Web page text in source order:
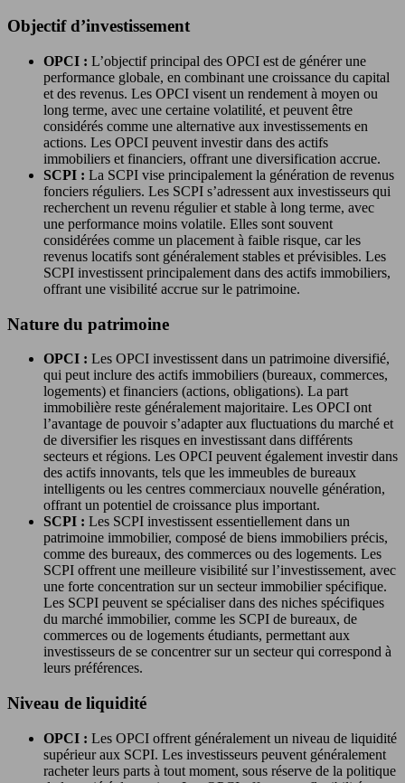
Objectif d’investissement
OPCI : L’objectif principal des OPCI est de générer une
performance globale, en combinant une croissance du capital
et des revenus. Les OPCI visent un rendement à moyen ou
long terme, avec une certaine volatilité, et peuvent être
considérés comme une alternative aux investissements en
actions. Les OPCI peuvent investir dans des actifs
immobiliers et financiers, offrant une diversification accrue.
SCPI : La SCPI vise principalement la génération de revenus
fonciers réguliers. Les SCPI s’adressent aux investisseurs qui
recherchent un revenu régulier et stable à long terme, avec
une performance moins volatile. Elles sont souvent
considérées comme un placement à faible risque, car les
revenus locatifs sont généralement stables et prévisibles. Les
SCPI investissent principalement dans des actifs immobiliers,
offrant une visibilité accrue sur le patrimoine.
Nature du patrimoine
OPCI : Les OPCI investissent dans un patrimoine diversifié,
qui peut inclure des actifs immobiliers (bureaux, commerces,
logements) et financiers (actions, obligations). La part
immobilière reste généralement majoritaire. Les OPCI ont
l’avantage de pouvoir s’adapter aux fluctuations du marché et
de diversifier les risques en investissant dans différents
secteurs et régions. Les OPCI peuvent également investir dans
des actifs innovants, tels que les immeubles de bureaux
intelligents ou les centres commerciaux nouvelle génération,
offrant un potentiel de croissance plus important.
SCPI : Les SCPI investissent essentiellement dans un
patrimoine immobilier, composé de biens immobiliers précis,
comme des bureaux, des commerces ou des logements. Les
SCPI offrent une meilleure visibilité sur l’investissement, avec
une forte concentration sur un secteur immobilier spécifique.
Les SCPI peuvent se spécialiser dans des niches spécifiques
du marché immobilier, comme les SCPI de bureaux, de
commerces ou de logements étudiants, permettant aux
investisseurs de se concentrer sur un secteur qui correspond à
leurs préférences.
Niveau de liquidité
OPCI : Les OPCI offrent généralement un niveau de liquidité
supérieur aux SCPI. Les investisseurs peuvent généralement
racheter leurs parts à tout moment, sous réserve de la politique